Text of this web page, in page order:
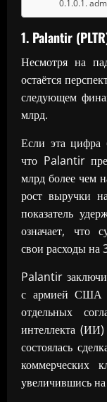
1. Palantir
Несмотря на
остаётся
следующем
млрд.
Если эта цифра
что Palantir
млрд более чем
рост выручки
показатель
означает, что
свои расходы на
Palantir
с армией США
отдельных
интеллекта
состоялась
увеличившись